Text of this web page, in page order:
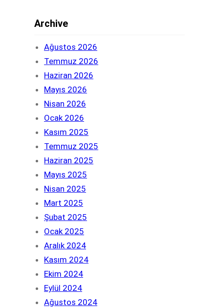
Archive
Ağustos 2026
Temmuz 2026
Haziran 2026
Mayıs 2026
Nisan 2026
Ocak 2026
Kasım 2025
Temmuz 2025
Haziran 2025
Mayıs 2025
Nisan 2025
Mart 2025
Şubat 2025
Ocak 2025
Aralık 2024
Kasım 2024
Ekim 2024
Eylül 2024
Ağustos 2024